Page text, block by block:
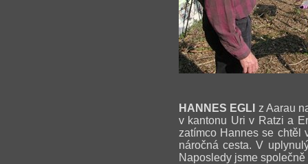
HANNES EGLI z Aarau
v kantonu Uri v Ratzi a
zatímco Hannes se chtěl
náročná cesta. V
Naposledy jsme